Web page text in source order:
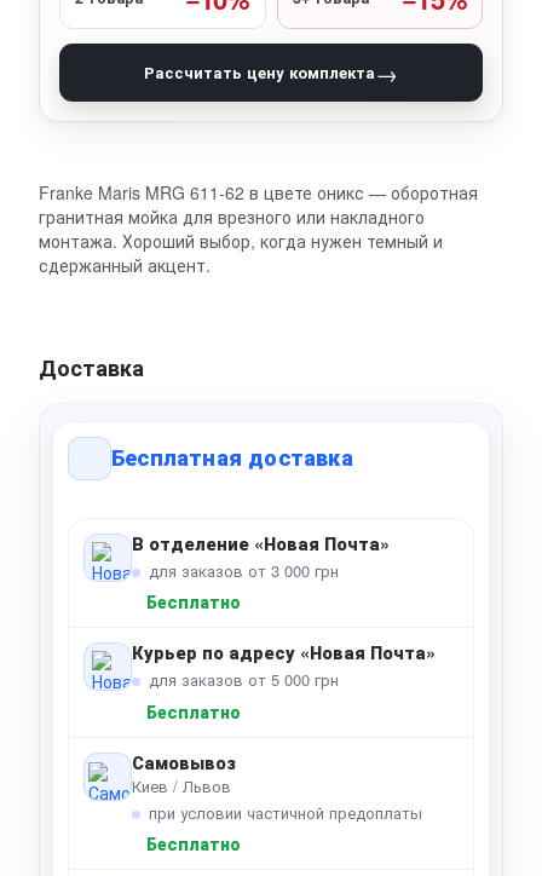
Рассчитать цену комплекта→
Franke Maris MRG 611-62 в цвете оникс — оборотная
гранитная мойка для врезного или накладного
монтажа. Хороший выбор, когда нужен темный и
сдержанный акцент.
Доставка
Бесплатная доставка
В отделение «Новая Почта»
для заказов от 3 000 грн
Бесплатно
Курьер по адресу «Новая Почта»
для заказов от 5 000 грн
Бесплатно
Самовывоз
Киев / Львов
при условии частичной предоплаты
Бесплатно